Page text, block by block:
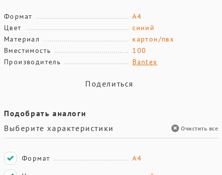
Формат
А4
Цвет
синий
Материал
картон/пвх
Вместимость
100
Производитель
Bantex
Поделиться
Подобрать аналоги
Выберите характеристики
Очистить все
Формат
А4